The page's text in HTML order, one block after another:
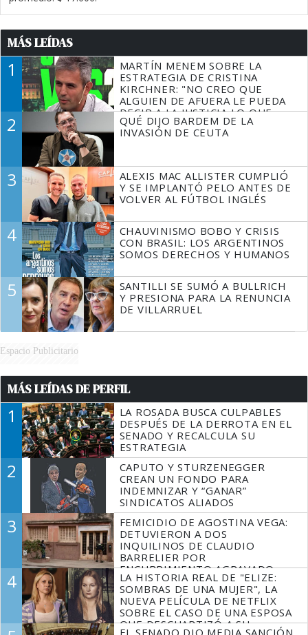
MÁS LEÍDAS
1
MARTÍN MENEM SOBRE LA
ESTRATEGIA DE CRISTINA
KIRCHNER: "NO CREO QUE
ALGUIEN DE AFUERA LE PUEDA
DECIR A LA JUSTICIA LO QUE
TIENE QUE HACER"
2
QUÉ DIJO BARDEM DE LA
INVASIÓN DE CEUTA
3
ALEXIS MAC ALLISTER CUMPLIÓ
Y SE IMPLANTÓ PELO ANTES DE
VOLVER AL FÚTBOL INGLÉS
4
CHAUVINISMO BOBO Y CRISIS
CON BRASIL: LOS ARGENTINOS
SOMOS DERECHOS Y HUMANOS
5
SANTILLI SE SUMÓ A BULLRICH
Y PRESIONA PARA LA RENUNCIA
DE VILLARRUEL
Espacio Publicitario
MÁS LEÍDAS DE PERFIL
1
LA ROSADA BUSCA CULPABLES
DESPUÉS DE LA DERROTA EN EL
SENADO Y RECALCULA SU
ESTRATEGIA
2
CAPUTO Y STURZENEGGER
CREAN UN FONDO PARA
INDEMNIZAR Y “GANAR”
SINDICATOS ALIADOS
3
FEMICIDIO DE AGOSTINA VEGA:
DETUVIERON A DOS
INQUILINOS DE CLAUDIO
BARRELIER POR
ENCUBRIMIENTO AGRAVADO
4
LA HISTORIA REAL DE "ELIZE:
SOMBRAS DE UNA MUJER", LA
NUEVA PELÍCULA DE NETFLIX
SOBRE EL CASO DE UNA ESPOSA
QUE DESCUARTIZÓ A SU
EL SENADO DIO MEDIA SANCIÓN